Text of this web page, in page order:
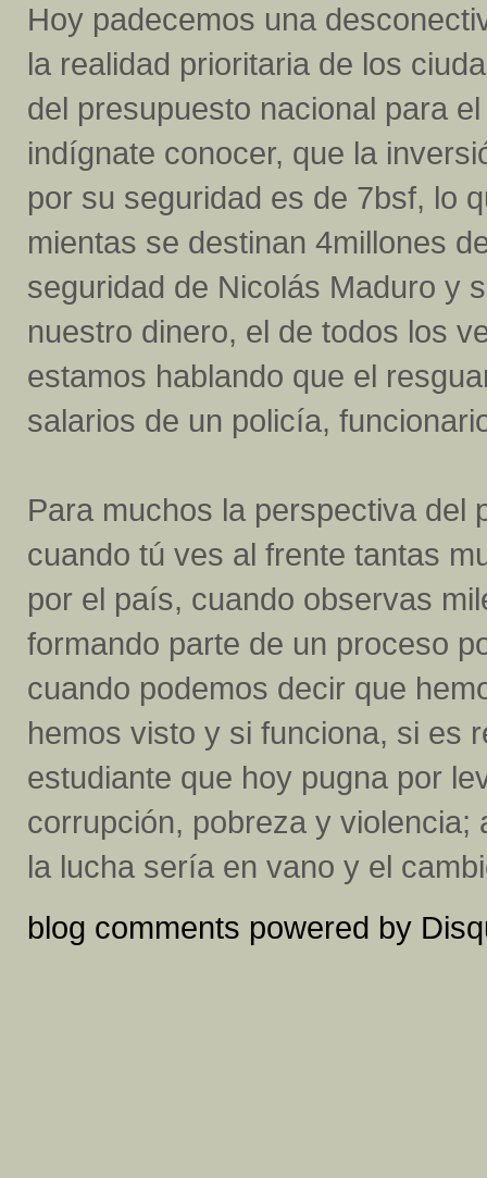
Hoy padecemos una
la realidad prioritaria de los
del presupuesto nacional para
indígnate conocer, que la
por su seguridad es de 7bsf, lo
mientas se destinan 4millones
seguridad de Nicolás Maduro y
nuestro dinero, el de todos los
estamos hablando que el
salarios de un policía,
Para muchos la perspectiva del
cuando tú ves al frente tantas
por el país, cuando observas
formando parte de un proceso
cuando podemos decir que
hemos visto y si funciona, si es
estudiante que hoy pugna por
corrupción, pobreza y
la lucha sería en vano y el
blog comments powered by